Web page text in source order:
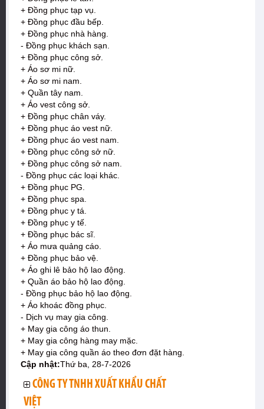
+ Đồng phục tạp vụ.
+ Đồng phục đầu bếp.
+ Đồng phục nhà hàng.
- Đồng phục khách sạn.
+ Đồng phục công sở.
+ Áo sơ mi nữ.
+ Áo sơ mi nam.
+ Quần tây nam.
+ Áo vest công sở.
+ Đồng phục chân váy.
+ Đồng phục áo vest nữ.
+ Đồng phục áo vest nam.
+ Đồng phục công sở nữ.
+ Đồng phục công sở nam.
- Đồng phục các loại khác.
+ Đồng phục PG.
+ Đồng phục spa.
+ Đồng phục y tá.
+ Đồng phục y tế.
+ Đồng phục bác sĩ.
+ Áo mưa quảng cáo.
+ Đồng phục bảo vệ.
+ Áo ghi lê bảo hộ lao động.
+ Quần áo bảo hộ lao động.
- Đồng phục bảo hộ lao động.
+ Áo khoác đồng phục.
- Dịch vụ may gia công.
+ May gia công áo thun.
+ May gia công hàng may mặc.
+ May gia công quần áo theo đơn đặt hàng.
Cập nhật:Thứ ba, 28-7-2026
CÔNG TY TNHH XUẤT KHẨU CHẤT
VIỆT